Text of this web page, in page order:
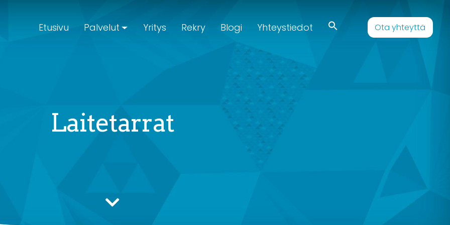
Etusivu Palvelut Yritys Rekry Blogi Yhteystiedot Ota yhteyttä
Laitetarrat